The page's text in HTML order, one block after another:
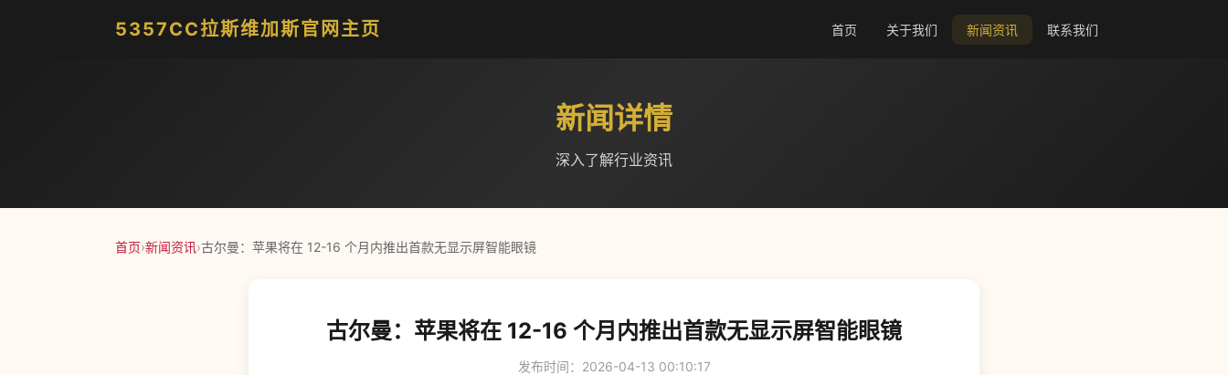
5357CC拉斯维加斯官网主页 首页 关于我们 新闻资讯 联系我们
新闻详情
深入了解行业资讯
首页›新闻资讯›古尔曼：苹果将在 12-16 个月内推出首款无显示屏智能眼镜
古尔曼：苹果将在 12-16 个月内推出首款无显示屏智能眼镜
发布时间：2026-04-13 00:10:17